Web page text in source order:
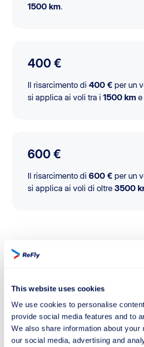
This website uses cookies
We use cookies to personalise
provide social media features and to
We also share information about your
our social media, advertising and
1500 km.
400 €
Il risarcimento di 400 € per un
si applica ai voli tra i 1500 km e
600 €
Il risarcimento di 600 € per un
si applica ai voli di oltre 3500
risarcimento?
Ecco come fare in 3